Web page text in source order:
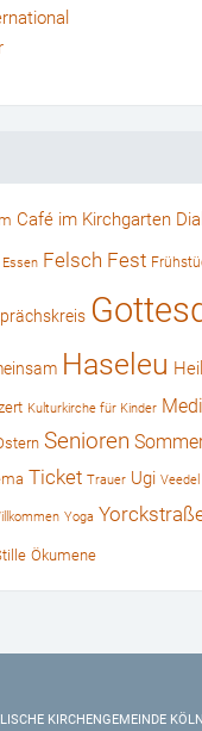
Café im Kirchgarten
Essen Felsch Fest
Haseleu
Kulturkirche für Kinder
Senioren
Ticket Trauer Ugi Veedel
Yoga
Ökumene
KIRCHENGEMEINDE